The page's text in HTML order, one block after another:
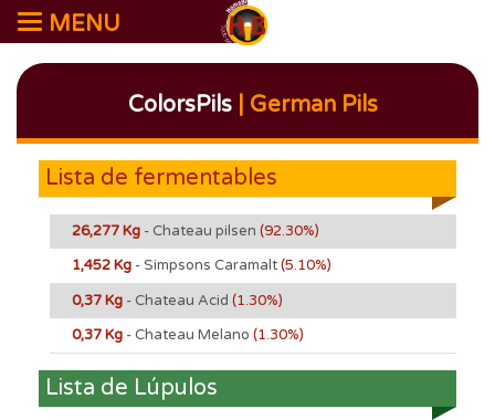
MENU
ColorsPils | German Pils
Lista de fermentables
26,277 Kg - Chateau pilsen (92.30%)
1,452 Kg - Simpsons Caramalt(5.10%)
0,37 Kg - Chateau Acid (1.30%)
0,37 Kg - Chateau Melano (1.30%)
Lista de Lúpulos